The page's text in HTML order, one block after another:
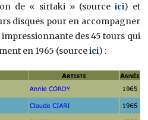
de « sirtaki » (source ici) et
disques pour en accompagner
impressionnante des 45 tours qui
en 1965 (sourceici) :